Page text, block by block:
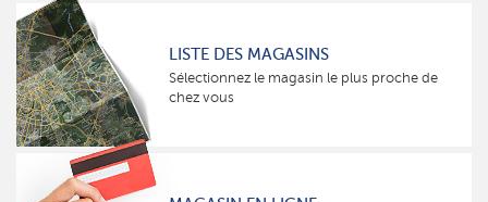
LISTE DES MAGASINS
Sélectionnez le magasin le plus proche de
chez vous